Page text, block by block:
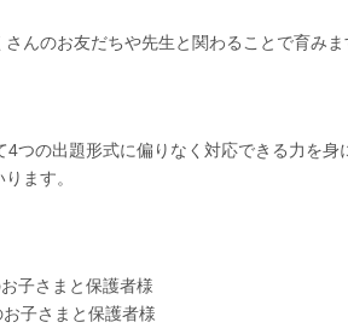
んのお友だちや先生と関わることで育みま
つの出題形式に偏りなく対応できる力を身
ます。
子さまと保護者様
子さまと保護者様